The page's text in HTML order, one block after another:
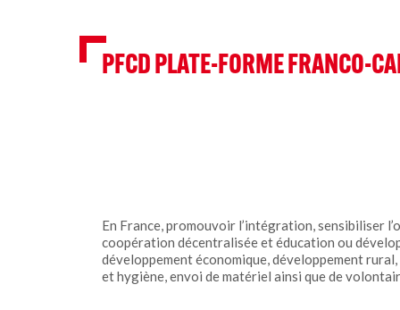
PFCD PLATE-FORME FRANCO-
En France, promouvoir l’intégration, sensibiliser
coopération décentralisée et éducation ou
développement économique, développement
et hygiène, envoi de matériel ainsi que de